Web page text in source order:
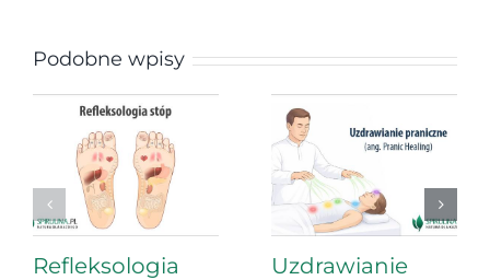
Podobne wpisy
Refleksologia
Uzdrawianie